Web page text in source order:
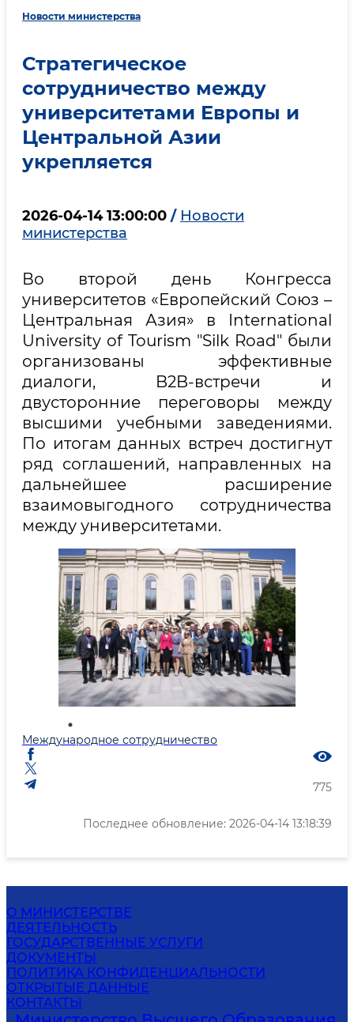
Новости министерства
Стратегическое
сотрудничество между
университетами Европы и
Центральной Азии
укрепляется
2026-04-14 13:00:00 / Новости
министерства
Во второй день Конгресса
университетов «Европейский Союз –
Центральная Азия» в International
University of Tourism "Silk Road" были
организованы эффективные
диалоги, B2B-встречи и
двусторонние переговоры между
высшими учебными заведениями.
По итогам данных встреч достигнут
ряд соглашений, направленных на
дальнейшее расширение
взаимовыгодного сотрудничества
между университетами.
Международное сотрудничество
775
Последнее обновление: 2026-04-14 13:18:39
О МИНИСТЕРСТВЕ
ДЕЯТЕЛЬНОСТЬ
ГОСУДАРСТВЕННЫЕ УСЛУГИ
ДОКУМЕНТЫ
ПОЛИТИКА КОНФИДЕНЦИАЛЬНОСТИ
ОТКРЫТЫЕ ДАННЫЕ
КОНТАКТЫ